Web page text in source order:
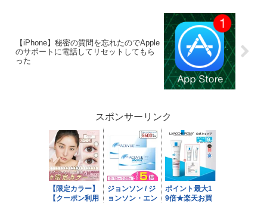
【iPhone】秘密の質問を忘れたのでApple
のサポートに電話してリセットしてもら
った
スポンサーリンク